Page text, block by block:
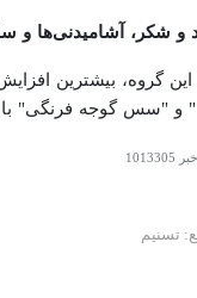
و شکر، آشامیدنی‌ها و
"سس گوجه فرنگی" با ۶.۱ درصد است.
1013305
تسنیم